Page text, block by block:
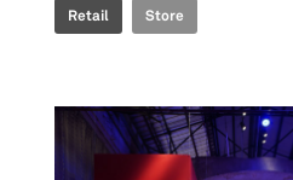
Retail Store